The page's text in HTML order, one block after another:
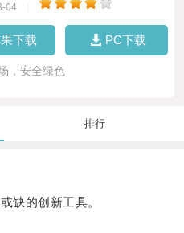
04
下载 PC下载
，安全绿色
排行
的创新工具。